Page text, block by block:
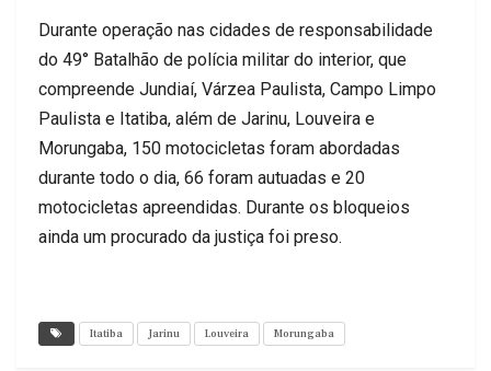
Durante operação nas cidades de responsabilidade
do 49° Batalhão de polícia militar do interior, que
compreende Jundiaí, Várzea Paulista, Campo Limpo
Paulista e Itatiba, além de Jarinu, Louveira e
Morungaba, 150 motocicletas foram abordadas
durante todo o dia, 66 foram autuadas e 20
motocicletas apreendidas. Durante os bloqueios
ainda um procurado da justiça foi preso.
Itatiba Jarinu Louveira Morungaba